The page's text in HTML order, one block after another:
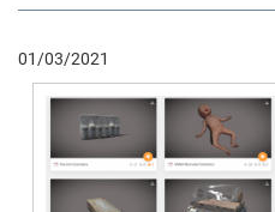
01/03/2021